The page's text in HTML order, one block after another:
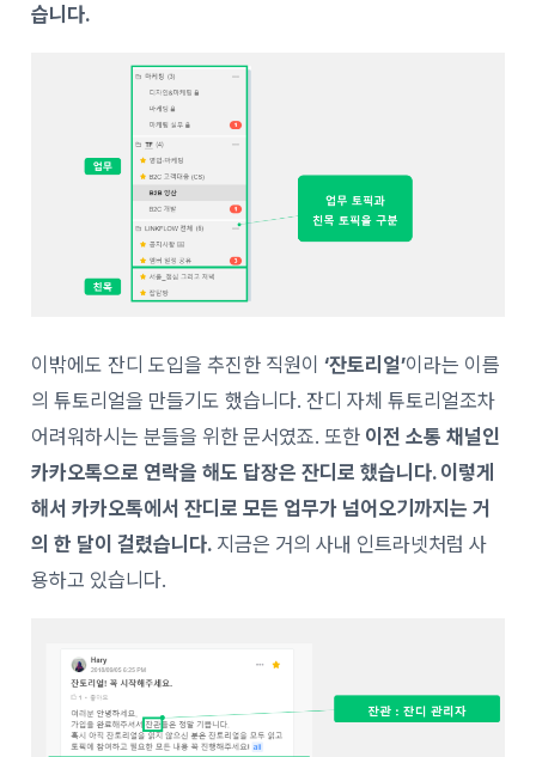
습니다.
이밖에도 잔디 도입을 추진한 직원이‘잔토리얼’이라는 이름
의 튜토리얼을 만들기도 했습니다. 잔디 자체 튜토리얼조차
어려워하시는 분들을 위한 문서였죠. 또한 이전 소통 채널인
카카오톡으로 연락을 해도 답장은 잔디로 했습니다. 이렇게
해서 카카오톡에서 잔디로 모든 업무가 넘어오기까지는 거
의 한 달이 걸렸습니다. 지금은 거의 사내 인트라넷처럼 사
용하고 있습니다.